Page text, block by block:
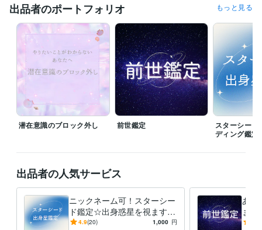
2級FP技能士 取得年 : 2019年
小学校教諭免許 取得年 : 2017年
世界遺産検定1級 取得年 : 2023年
世界遺産検定2級 取得年 : 2023年
3級FP技能士 取得年 : 2019年
プログラミング言語・フレームワーク
CSS:3年
ビジネス・クリエイティブツール
WordPress:6年弥生会計:5年 Canva:4年CLIP STUDIO PAINT:3年
定
エーテルコードカット・やり方伝授
悩み相談・カウンセリング 現実創造 引き寄せの法則 潜在意識
ンレイ・ソウルメイトと出会う
語学力
英語 日常会話レベル
出品者のポートフォリオ もっと見る
潜在意識のブロック外し 前世鑑定
スターシード
ディング鑑定
出品者の人気サービス
ニックネーム可！スターシー
ド鑑定☆出身惑星を視ます
あなたの魂が親しみを感じる
4.9(20) 1,000 円
あな
ま
ら前